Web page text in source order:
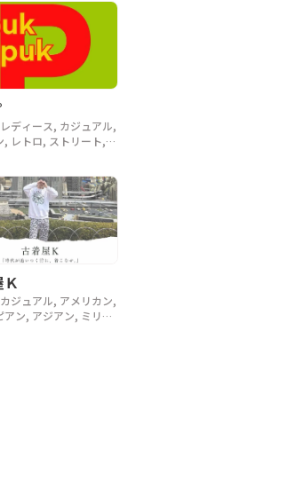
ディース, カジュアル,
, レトロ, ストリート,
ジュアル, アメリカン,
アン, アジアン, ミリタ